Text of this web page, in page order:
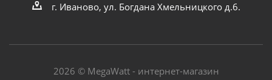
г. Иваново, ул. Богдана Хмельницкого д.6.
2026 © MegaWatt - интернет-магазин